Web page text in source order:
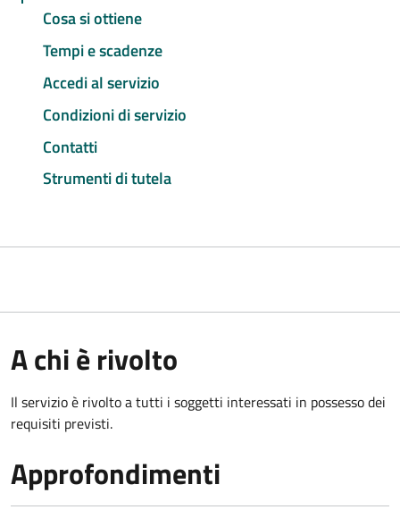
Cosa si ottiene
Tempi e scadenze
Accedi al servizio
Condizioni di servizio
Contatti
Strumenti di tutela
A chi è rivolto
Il servizio è rivolto a tutti i soggetti interessati in possesso dei
requisiti previsti.
Approfondimenti